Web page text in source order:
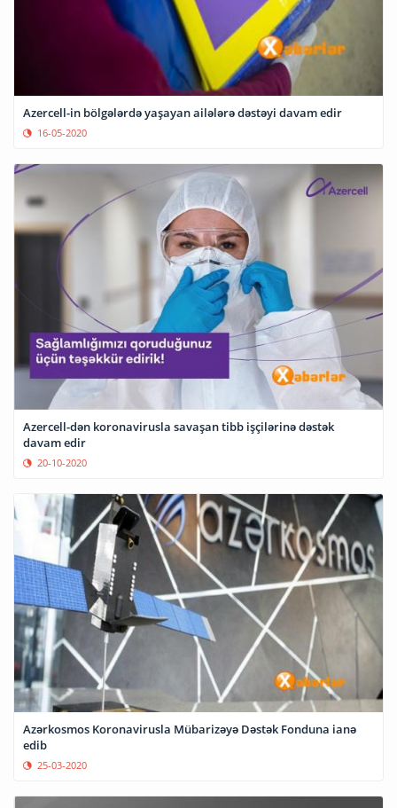
Azercell-in bölgələrdə yaşayan ailələrə dəstəyi davam edir
16-05-2020
Azercell-dən koronavirusla savaşan tibb işçilərinə dəstək
davam edir
20-10-2020
Azərkosmos Koronavirusla Mübarizəyə Dəstək Fonduna ianə
edib
25-03-2020